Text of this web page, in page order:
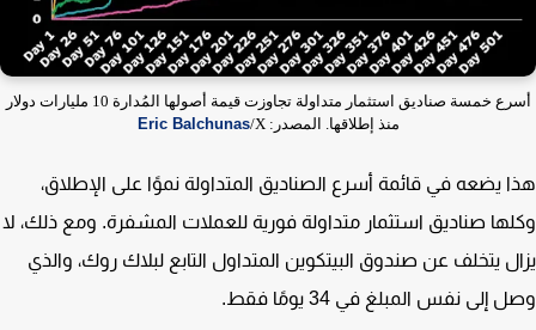
أسرع خمسة صناديق استثمار متداولة تجاوزت قيمة أصولها المُدارة 10 مليارات دولار
منذ إطلاقها. المصدر:
Eric Balchunas/X
يضعه في قائمة أسرع الصناديق المتداولة نموًا على الإطلاق،
صناديق استثمار متداولة فورية للعملات المشفرة. ومع ذلك، لا
يتخلف عن صندوق البيتكوين المتداول التابع لبلاك روك، والذي
نفس المبلغ في 34 يومًا فقط.